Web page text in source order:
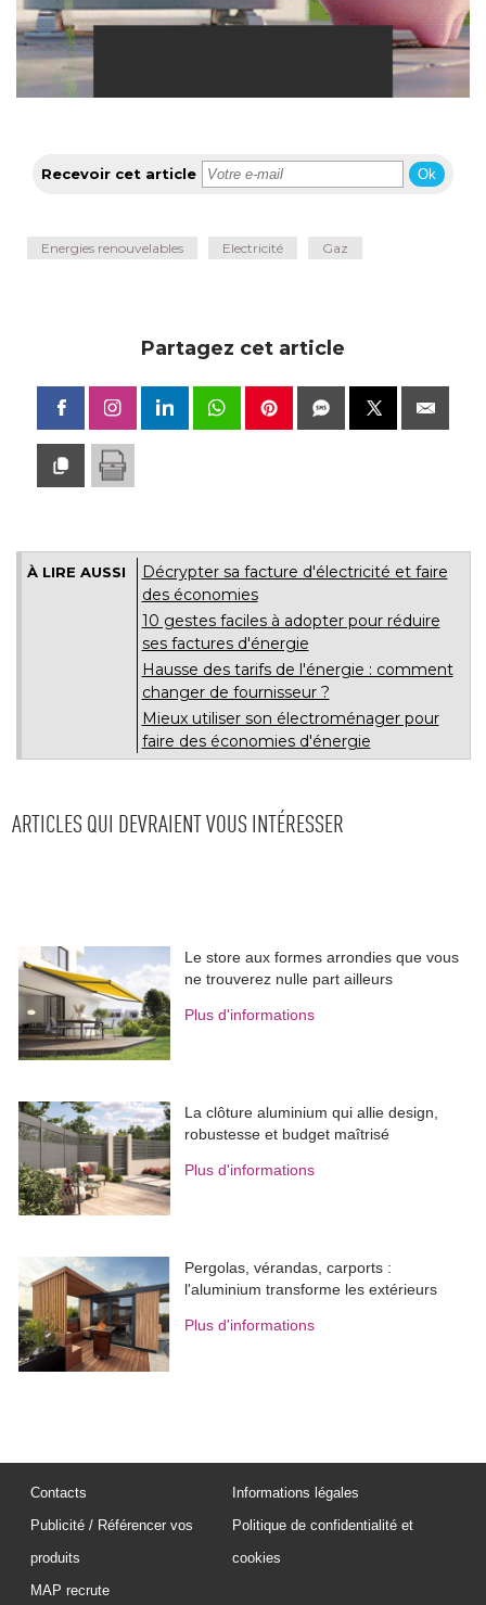
Recevoir cet article Ok
Energies renouvelables Electricité Gaz
Partagez cet article
À LIRE AUSSI
Décrypter sa facture d'électricité et faire
des économies
10 gestes faciles à adopter pour réduire
ses factures d'énergie
Hausse des tarifs de l'énergie : comment
changer de fournisseur ?
Mieux utiliser son électroménager pour
faire des économies d'énergie
ARTICLES QUI DEVRAIENT VOUS INTÉRESSER
Le store aux formes arrondies que vous
ne trouverez nulle part ailleurs
Plus d'informations
La clôture aluminium qui allie design,
robustesse et budget maîtrisé
Plus d'informations
Pergolas, vérandas, carports :
l'aluminium transforme les extérieurs
Plus d'informations
Contacts
Publicité / Référencer vos
produits
MAP recrute
Informations légales
Politique de confidentialité et
cookies